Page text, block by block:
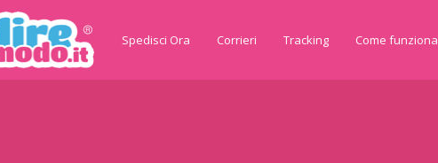
Spedisci Ora Corrieri Tracking Come funziona